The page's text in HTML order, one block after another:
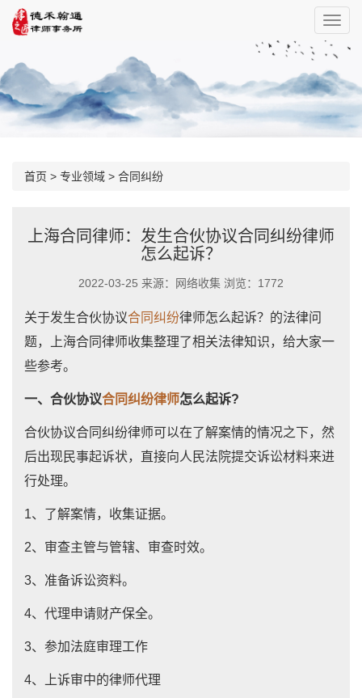
首页 > 专业领域 > 合同纠纷
上海合同律师：发生合伙协议合同纠纷律师
怎么起诉？
2022-03-25 来源：网络收集 浏览：1772
关于发生合伙协议合同纠纷律师怎么起诉？的法律问
题，上海合同律师收集整理了相关法律知识，给大家一
些参考。
一、合伙协议合同纠纷律师怎么起诉?
合伙协议合同纠纷律师可以在了解案情的情况之下，然
后出现民事起诉状，直接向人民法院提交诉讼材料来进
行处理。
1、了解案情，收集证据。
2、审查主管与管辖、审查时效。
3、准备诉讼资料。
4、代理申请财产保全。
3、参加法庭审理工作
4、上诉审中的律师代理